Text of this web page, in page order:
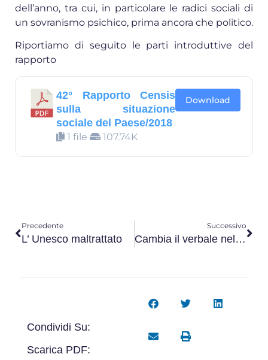
dell’anno, tra cui, in particolare le radici sociali di
un sovranismo psichico, prima ancora che politico.
Riportiamo di seguito le parti introduttive del
rapporto
42° Rapporto Censis
sulla situazione
sociale del Paese/2018
1 file 107.74K
Download
Precedente
L’ Unesco maltrattato
Successivo
Cambia il verbale nelle ispezioni lavoristiche e previdenziali
Condividi Su:
Scarica PDF: